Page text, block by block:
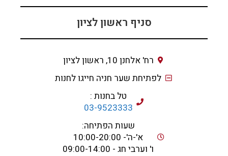
סניף ראשון לציון
רח' אלחנן 10, ראשון לציון
לפתיחת שער חניה חייגו לחנות
טל בחנות :
03-9523333
שעות הפתיחה:
א'-ה'- 10:00-20:00
ו' וערבי חג - 09:00-14:00